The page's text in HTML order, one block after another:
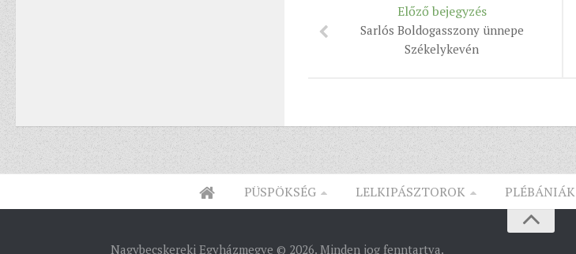
Előző bejegyzés
Sarlós Boldogasszony ünnepe
Székelykevén
PÜSPÖKSÉG LELKIPÁSZTOROK PLÉBÁNIÁK
Nagybecskereki Egyházmegye © 2026. Minden jog fenntartva.